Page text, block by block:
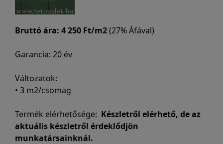
Bruttó ára: 4 250 Ft/m2(27% Áfával)
Garancia: 20 év
Változatok:
• 3 m2/csomag
Termék elérhetősége: Készletről elérhető, de az
aktuális készletről érdeklődjön
munkatársainknál.